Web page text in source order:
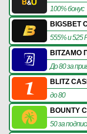
100% бонус
BIGSBET
555% и 525
До 80 за
BLITZ
до 80
BOUNTY
50 за